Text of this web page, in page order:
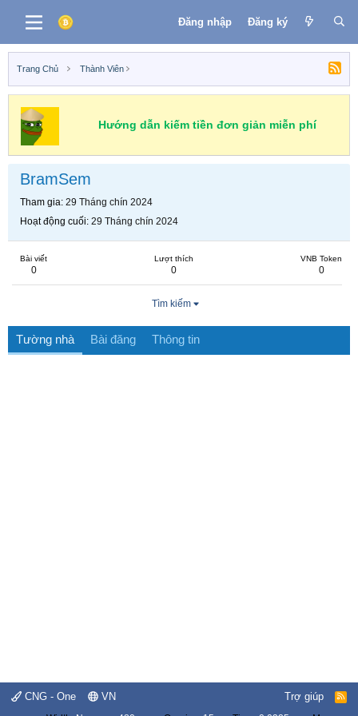
Đăng nhập Đăng ký
Trang Chủ Thành Viên
Hướng dẫn kiếm tiền đơn giản miễn phí
BramSem
Tham gia 29 Tháng chín 2024
Hoạt động cuối 29 Tháng chín 2024
Bài viết
0
Lượt thích
0
VNB Token
0
Tìm kiếm
Tường nhà Bài đăng Thông tin
CNG - One VN Trợ giúp
R